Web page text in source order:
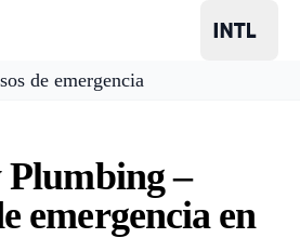
de emergencia
–
emergencia en